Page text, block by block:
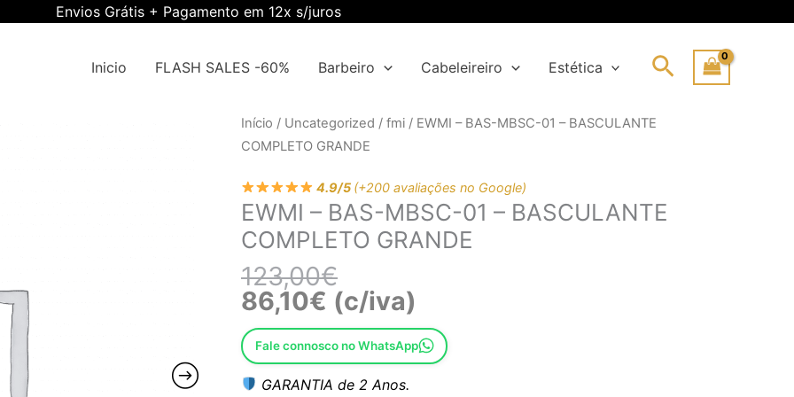
Envios Grátis + Pagamento em 12x s/juros
Inicio FLASH SALES -60% Barbeiro Cabeleireiro Estética Search
Início / Uncategorized / fmi / EWMI – BAS-MBSC-01 – BASCULANTE
COMPLETO GRANDE
4.9/5 (+200 avaliações no Google)
EWMI – BAS-MBSC-01 – BASCULANTE
COMPLETO GRANDE
123,00€
O
preço
era:
123,00€.
O
preço
é:
86,10€.
86,10€ (c/iva)
Fale connosco no WhatsApp
GARANTIA de 2 Anos.
Quantidade
de
-
BAS-
MBSC-
-
BASCULANTE
COMPLETO
GRANDE